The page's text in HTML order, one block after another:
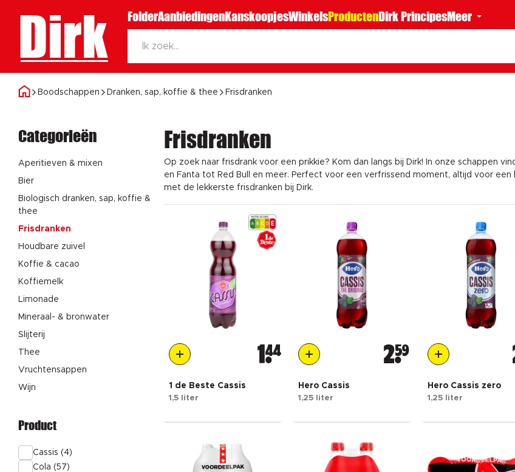
Dirk FolderAanbiedingenKanskoopjesWinkelsProductenDirk PrincipesMeer
Boodschappen Dranken, sap, koffie & thee Frisdranken
Categorieën
Aperitieven & mixen
Bier
Biologisch dranken, sap, koffie &
thee
Frisdranken
Houdbare zuivel
Koffie & cacao
Koffiemelk
Limonade
Mineraal- & bronwater
Slijterij
Thee
Vruchtensappen
Wijn
Product
Cassis (4)
Cola (57)
Frisdranken
Op zoek naar frisdrank voor een prikkie? Kom dan langs bij Dirk! In onze schappen
en Fanta tot Red Bull en meer. Perfect voor een verfrissend moment, altijd voor een
met de lekkerste frisdranken bij Dirk.
1 44
1 de Beste Cassis
1,5 liter
259
Hero Cassis
1,25 liter
Hero Cassis zero
1,25 liter